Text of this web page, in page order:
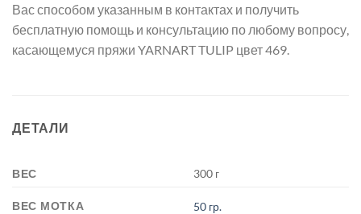
Вас способом указанным в контактах и получить
бесплатную помощь и консультацию по любому вопросу,
касающемуся пряжи YARNART TULIP цвет 469.
ДЕТАЛИ
ВЕС 300 г
ВЕС МОТКА 50 гр.